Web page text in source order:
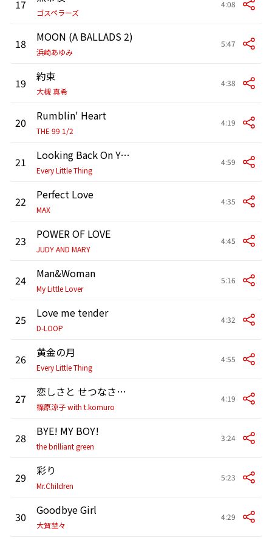
17
ゴスペラーズ
4:08
18 MOON (A BALLADS 2)
浜崎あゆみ
5:47
19 約束
大槻 真希
4:38
20 Rumblin' Heart
THE 99 1/2
4:19
21 Looking Back On Your Love
Every Little Thing
4:59
22 Perfect Love
MAX
4:35
23 POWER OF LOVE
JUDY AND MARY
4:45
24 Man&Woman
My Little Lover
5:16
25 Love me tender
D-LOOP
4:32
26 黄金の月
Every Little Thing
4:55
27 恋しさと せつなさと 心強さと 2023
篠原涼子 with t.komuro
4:19
28 BYE! MY BOY!
the brilliant green
3:24
29 彩り
Mr.Children
5:23
30 Goodbye Girl
大賀埜々
4:29